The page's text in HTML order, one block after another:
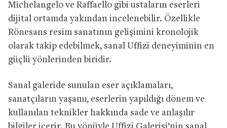
Michelangelo ve Raffaello gibi ustaların eserleri
dijital ortamda yakından incelenebilir. Özellikle
Rönesans resim sanatının gelişimini kronolojik
olarak takip edebilmek, sanal Uffizi deneyiminin en
güçlü yönlerinden biridir.
Sanal galeride sunulan eser açıklamaları,
sanatçıların yaşamı, eserlerin yapıldığı dönem ve
kullanılan teknikler hakkında sade ve anlaşılır